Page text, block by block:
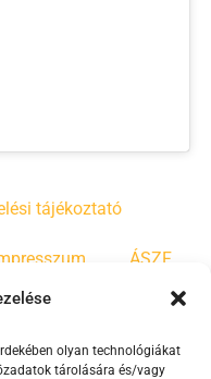
olyan technológiákat
tárolására és/vagy
tájékoztató
ÁSZF
szabályzat